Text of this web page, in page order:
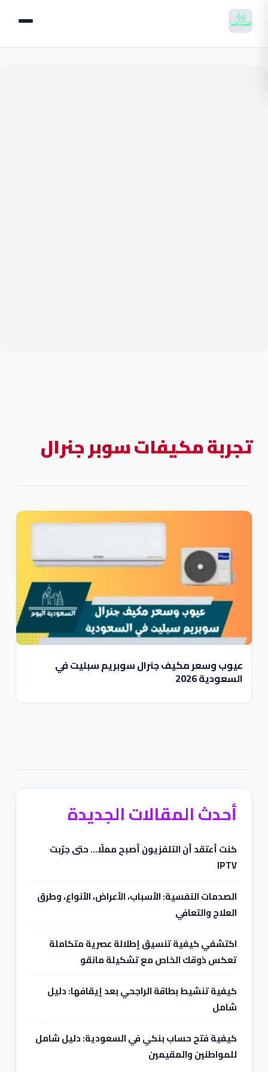
تجربة مكيفات سوبر جنرال
عيوب وسعر مكيف جنرال سوبريم سبليت في
السعودية 2026
أحدث المقالات الجديدة
كنت أعتقد أن التلفزيون أصبح مملًا… حتى جرّبت
IPTV
الصدمات النفسية: الأسباب، الأعراض، الأنواع، وطرق
العلاج والتعافي
اكتشفي كيفية تنسيق إطلالة عصرية متكاملة
تعكس ذوقك الخاص مع تشكيلة مانقو
كيفية تنشيط بطاقة الراجحي بعد إيقافها: دليل
شامل
كيفية فتح حساب بنكي في السعودية: دليل شامل
للمواطنين والمقيمين